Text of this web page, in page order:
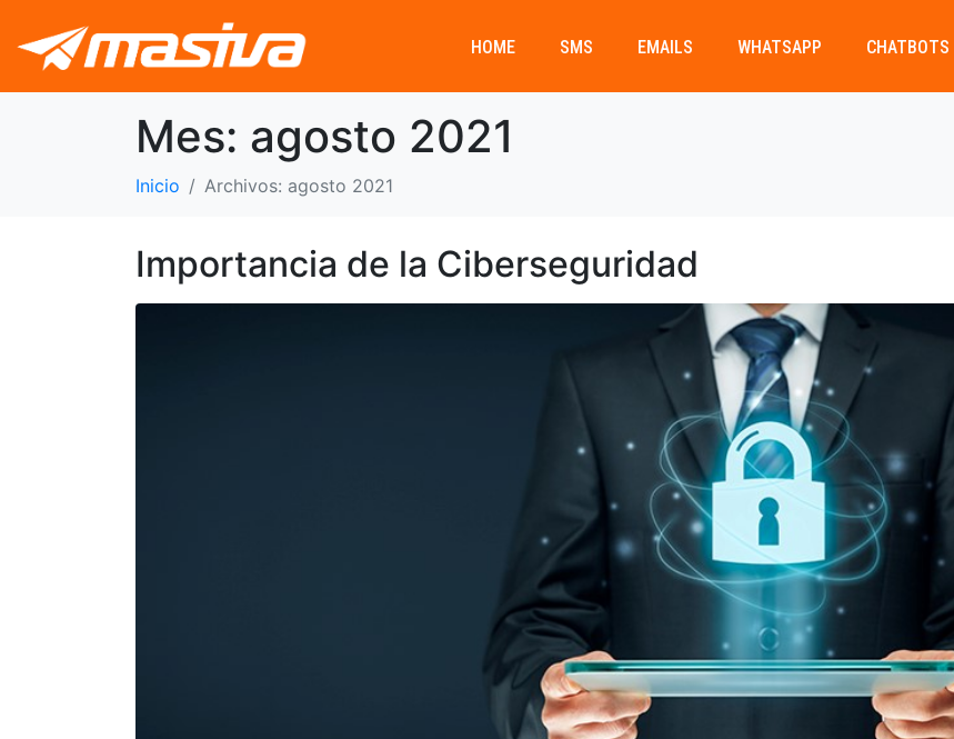
HOME SMS EMAILS WHATSAPP CHATBOTS
Mes: agosto 2021
Inicio Archivos: agosto 2021
Importancia de la Ciberseguridad